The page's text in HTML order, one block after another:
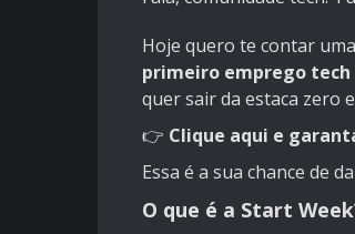
Hoje quero te contar
primeiro emprego
quer sair da estaca zero
👉 Clique aqui e
Essa é a sua chance de
O que é a Start